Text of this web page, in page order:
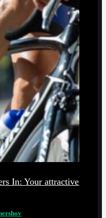
In: Your attractive